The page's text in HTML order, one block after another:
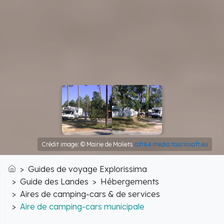
Crédit image: © Mairie de Moliets cdt64.media.tourinsoft.eu
Accueil
Guides de voyage Explorissima
Guide des Landes
Hébergements
Aires de camping-cars & de services
Aire de camping-cars municipale